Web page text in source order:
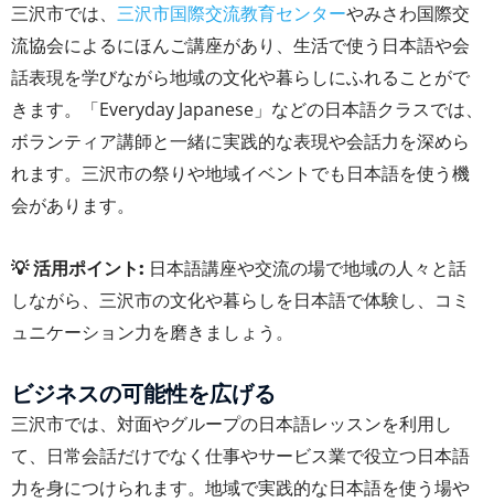
三沢市では、 三沢市国際交流教育センターやみさわ国際交
流協会によるにほんご講座があり、生活で使う日本語や会
話表現を学びながら地域の文化や暮らしにふれることがで
きます。「Everyday Japanese」などの日本語クラスでは、
ボランティア講師と一緒に実践的な表現や会話力を深めら
れます。三沢市の祭りや地域イベントでも日本語を使う機
会があります。
💡 活用ポイント: 日本語講座や交流の場で地域の人々と話
しながら、三沢市の文化や暮らしを日本語で体験し、コミ
ュニケーション力を磨きましょう。
ビジネスの可能性を広げる
三沢市では、対面やグループの日本語レッスンを利用し
て、日常会話だけでなく仕事やサービス業で役立つ日本語
力を身につけられます。地域で実践的な日本語を使う場や